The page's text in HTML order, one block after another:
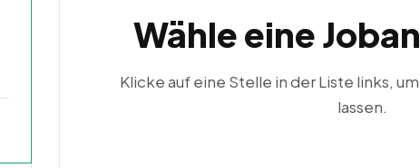
Wähle eine
Klicke auf eine Stelle in der Liste links,
lassen.